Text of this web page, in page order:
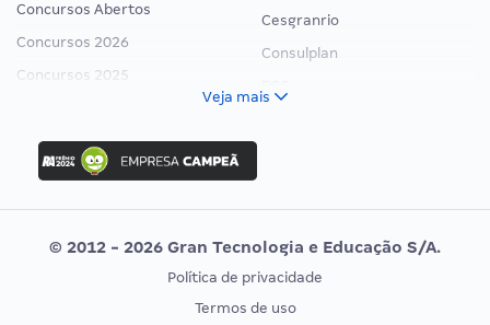
Concursos Abertos
Concursos 2026
Concursos 2025
Concurso Ibama
Concurso MPU
Editais publicados
Cesgranrio
Consulplan
Vunesp
CONCURSOS POR PROFISSÃO
EXAME DE ORDEM
Veja mais
© 2012 - 2026 Gran Tecnologia e Educação S/A.
Política de privacidade
Termos de uso